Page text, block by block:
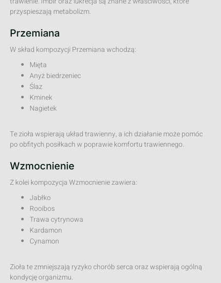
przyspieszają metabolizm.
Przemiana
W skład kompozycji Przemiana wchodzą:
Mięta
Anyż biedrzeniec
Ślaz
Kminek
Nagietek
Te zioła wspierają układ trawienny, a ich działanie może pomóc
po obfitych posiłkach w poprawie komfortu trawiennego.
Wzmocnienie
Z kolei kompozycja Wzmocnienie zawiera:
Jabłko
Rooibos
Trawa cytrynowa
Kardamon
Cynamon
Zioła te zmniejszają ryzyko chorób serca oraz wspierają ogólną
kondycję organizmu.